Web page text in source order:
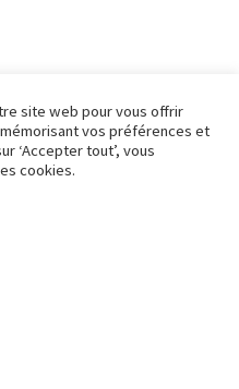
site web pour vous offrir
vos préférences et
‘Accepter tout’, vous
cookies.